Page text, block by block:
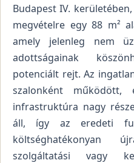
Budapest IV.
megvételre egy 88 m²
amely jelenleg nem
adottságainak
potenciált rejt. Az
szalonként működött,
infrastruktúra nagy
áll, így az eredeti
költséghatékonyan
szolgáltatási vagy